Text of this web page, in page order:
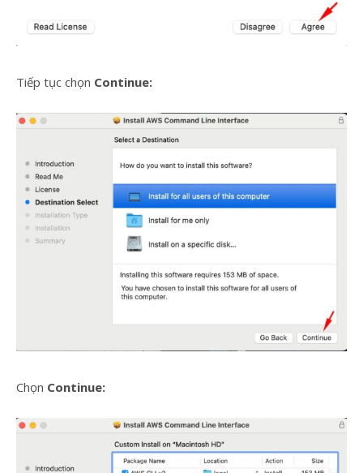
Tiếp tục chọn Continue:
Chọn Continue: